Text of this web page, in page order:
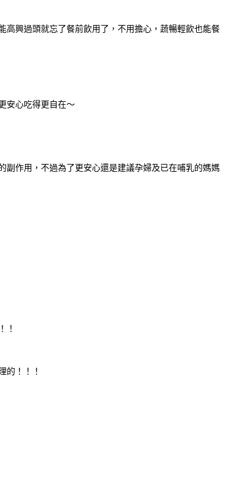
興過頭就忘了餐前飲用了，不用擔心， 蔬暢輕飲也能餐
安心吃得更自在～
副作用，不過為了更安心還是建議孕婦及已在哺乳的媽媽
！
的！！！